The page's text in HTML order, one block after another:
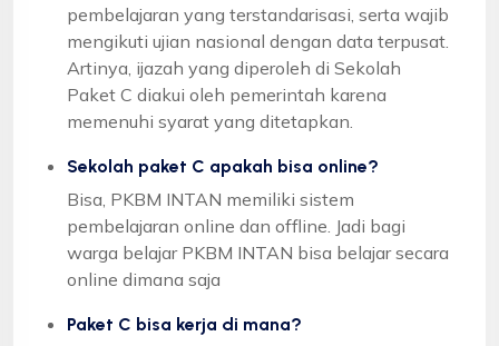
pembelajaran yang terstandarisasi, serta wajib
mengikuti ujian nasional dengan data terpusat.
Artinya, ijazah yang diperoleh di Sekolah
Paket C diakui oleh pemerintah karena
memenuhi syarat yang ditetapkan.
Sekolah paket C apakah bisa online?
Bisa, PKBM INTAN memiliki sistem
pembelajaran online dan offline. Jadi bagi
warga belajar PKBM INTAN bisa belajar secara
online dimana saja
Paket C bisa kerja di mana?